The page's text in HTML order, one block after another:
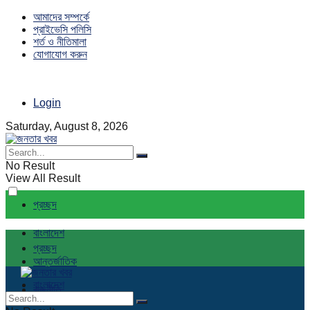
আমাদের সম্পর্কে
প্রাইভেসি পলিসি
শর্ত ও নীতিমালা
যোগাযোগ করুন
Login
Saturday, August 8, 2026
No Result
View All Result
প্রচ্ছদ
বাংলাদেশ
আন্তর্জাতিক
রাজনীতি
প্রচ্ছদ
বাংলাদেশ